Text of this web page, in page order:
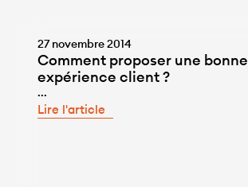
27 novembre 2014
Comment proposer une bonne
expérience client ?
...
Lire l'article